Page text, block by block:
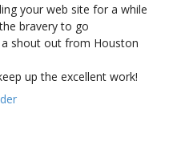
your web site for a while
bravery to go
shout out from Houston
up the excellent work!